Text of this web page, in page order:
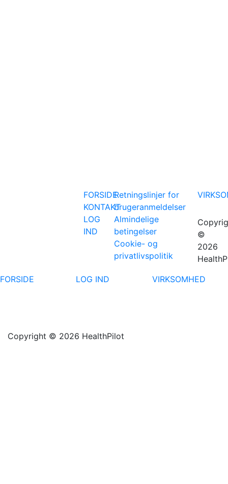
FORSIDE
KONTAKT
LOG
IND
Retningslinjer for
brugeranmeldelser
Almindelige
betingelser
Cookie- og
privatlivspolitik
©
2026
FORSIDE
LOG IND VIRKSOMHED
Copyright © 2026 HealthPilot